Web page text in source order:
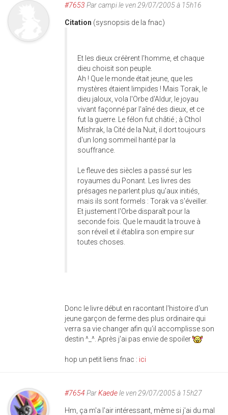
#7653 Parcampile ven 29/07/2005 à 15h16
Citation (sysnopsis de la fnac)
Et les dieux créèrent l'homme, et chaque
dieu choisit son peuple.
Ah ! Que le monde était jeune, que les
mystères étaient limpides ! Mais Torak, le
dieu jaloux, vola l'Orbe d'Aldur, le joyau
vivant façonné par l'aîné des dieux, et ce
fut la guerre. Le félon fut châtié ; à Cthol
Mishrak, la Cité de la Nuit, il dort toujours
d'un long sommeil hanté par la
souffrance.
Le fleuve des siècles a passé sur les
royaumes du Ponant. Les livres des
présages ne parlent plus qu'aux initiés,
mais ils sont formels : Torak va s'éveiller.
Et justement l'Orbe disparaît pour la
seconde fois. Que le maudit la trouve à
son réveil et il établira son empire sur
toutes choses.
Donc le livre début en racontant l'histoire d'un
jeune garçon de ferme des plus ordinaire qui
verra sa vie changer afin qu'il accomplisse son
destin ^_^. Après j'ai pas envie de spoiler
hop un petit liens fnac : ici
#7654 ParKaedele ven 29/07/2005 à 15h27
Hm, ça m'a l'air intéressant, même si j'ai du mal